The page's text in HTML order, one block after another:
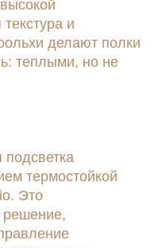
и
делают полки
теплыми, но не
термостойкой
Это
решение,